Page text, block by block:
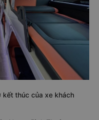
kết thúc của xe khách